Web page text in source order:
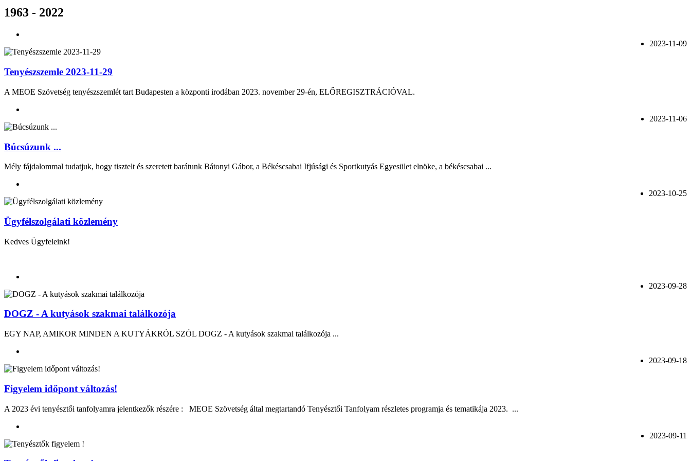
1963 - 2022
2023-11-09
Tenyészszemle 2023-11-29
A MEOE Szövetség tenyészszemlét tart Budapesten a központi irodában 2023. november 29-én, ELŐREGISZTRÁCIÓVAL.
2023-11-06
Búcsúzunk ...
Mély fájdalommal tudatjuk, hogy tisztelt és szeretett barátunk Bátonyi Gábor, a Békéscsabai Ifjúsági és Sportkutyás Egyesület elnöke, a békéscsabai ...
2023-10-25
Ügyfélszolgálati közlemény
Kedves Ügyfeleink!
2023-09-28
DOGZ - A kutyások szakmai találkozója
EGY NAP, AMIKOR MINDEN A KUTYÁKRÓL SZÓL DOGZ - A kutyások szakmai találkozója ...
2023-09-18
Figyelem időpont változás!
A 2023 évi tenyésztői tanfolyamra jelentkezők részére : MEOE Szövetség által megtartandó Tenyésztői Tanfolyam részletes programja és tematikája 2023. ...
2023-09-11